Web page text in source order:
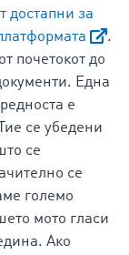
достапни за
.
почетокот до
Една
е
се убедени
се
се
големо
мото гласи
Ако